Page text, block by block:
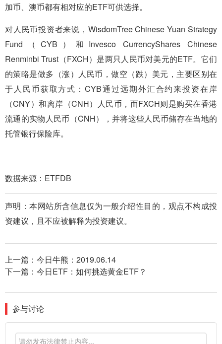
加币、澳币都有相对应的ETF可供选择。
对人民币投资者来说，WisdomTree Chinese Yuan Strategy
Fund（CYB）和Invesco CurrencyShares Chinese
Renminbi Trust（FXCH）是两只人民币对美元的ETF。它们
的策略是做多（涨）人民币，做空（跌）美元，主要区别在
于人民币获取方式：CYB通过远期外汇合约来投资在岸
（CNY）和离岸（CNH）人民币，而FXCH则是购买在香港
流通的实物人民币（CNH），并将这些人民币储存在当地的
托管银行保险库。
数据来源：ETFDB
声明：本网站所含信息仅为一般介绍性目的，观点不构成投
资建议，且不应被解释为投资建议。
上一篇： 今日牛熊：2019.06.14
下一篇： 今日ETF：如何挑选黄金ETF？
参与讨论